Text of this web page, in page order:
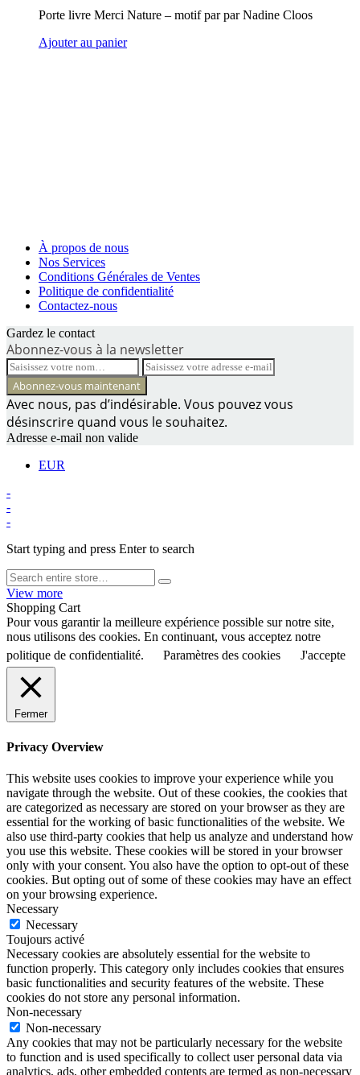
Porte livre Merci Nature – motif par par Nadine Cloos
Ajouter au panier
À propos de nous
Nos Services
Conditions Générales de Ventes
Politique de confidentialité
Contactez-nous
Gardez le contact
Abonnez-vous à la newsletter
Avec nous, pas d’indésirable. Vous pouvez vous
désinscrire quand vous le souhaitez.
Adresse e-mail non valide
EUR
-
-
-
Start typing and press Enter to search
View more
Shopping Cart
Pour vous garantir la meilleure expérience possible sur notre site,
nous utilisons des cookies. En continuant, vous acceptez notre
politique de confidentialité.
Paramètres des cookies J'accepte
Fermer
Privacy Overview
This website uses cookies to improve your experience while you
navigate through the website. Out of these cookies, the cookies that
are categorized as necessary are stored on your browser as they are
essential for the working of basic functionalities of the website. We
also use third-party cookies that help us analyze and understand how
you use this website. These cookies will be stored in your browser
only with your consent. You also have the option to opt-out of these
cookies. But opting out of some of these cookies may have an effect
on your browsing experience.
Necessary
Necessary
Toujours activé
Necessary cookies are absolutely essential for the website to
function properly. This category only includes cookies that ensures
basic functionalities and security features of the website. These
cookies do not store any personal information.
Non-necessary
Non-necessary
Any cookies that may not be particularly necessary for the website
to function and is used specifically to collect user personal data via
analytics, ads, other embedded contents are termed as non-necessary